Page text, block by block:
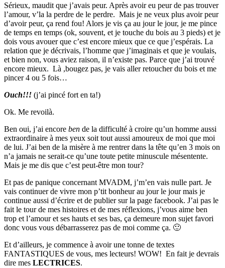
Sérieux, maudit que j’avais peur. Après avoir eu peur de pas trouver
l’amour, v’la la perdre de le perdre. Mais je ne veux plus avoir peur
d’avoir peur, ça rend fou! Alors je vis ça au jour le jour, je me pince
de temps en temps (ok, souvent, et je touche du bois au 3 pieds) et je
dois vous avouer que c’est encore mieux que ce que j’espérais. La
relation que je décrivais, l’homme que j’imaginais et que je voulais,
et bien non, vous aviez raison, il n’existe pas. Parce que j’ai trouvé
encore mieux. Là ,bougez pas, je vais aller retoucher du bois et me
pincer 4 ou 5 fois…
Ouch!!! (j’ai pincé fort en ta!)
Ok. Me revoilà.
Ben oui, j’ai encore ben de la difficulté à croire qu’un homme aussi
extraordinaire à mes yeux soit tout aussi amoureux de moi que moi
de lui. J’ai ben de la misère à me rentrer dans la tête qu’en 3 mois on
n’a jamais ne serait-ce qu’une toute petite minuscule mésentente.
Mais je me dis que c’est peut-être mon tour?
Et pas de panique concernant MVADM, j’m’en vais nulle part. Je
vais continuer de vivre mon p’tit bonheur au jour le jour mais je
continue aussi d’écrire et de publier sur la page facebook. J’ai pas le
fait le tour de mes histoires et de mes réflexions, j’vous aime ben
trop et l’amour et ses hauts et ses bas, ça demeure mon sujet favori
donc vous vous débarrasserez pas de moi comme ça. 🙂
Et d’ailleurs, je commence à avoir une tonne de textes
FANTASTIQUES de vous, mes lecteurs! WOW! En fait je devrais
dire mes LECTRICES.